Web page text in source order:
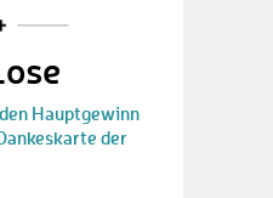
Hauptgewinn
der